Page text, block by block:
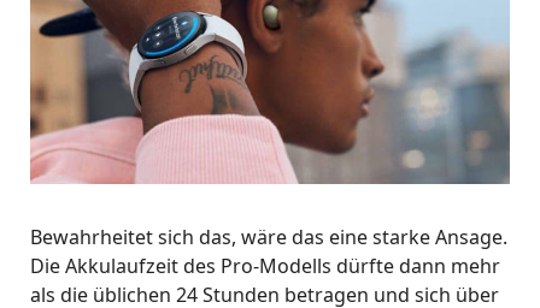
Bewahrheitet sich das, wäre das eine starke Ansage.
Die Akkulaufzeit des Pro-Modells dürfte dann mehr
als die üblichen 24 Stunden betragen und sich über